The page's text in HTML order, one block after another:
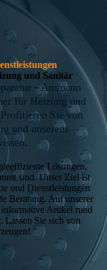
und Sanitär
- Ammann
für Heizung und
Sie von
und unserem
Lösungen,
sind. Unser Ziel ist
und Dienstleistungen
Beratung. Auf unserer
Artikel rund
Lassen Sie sich von